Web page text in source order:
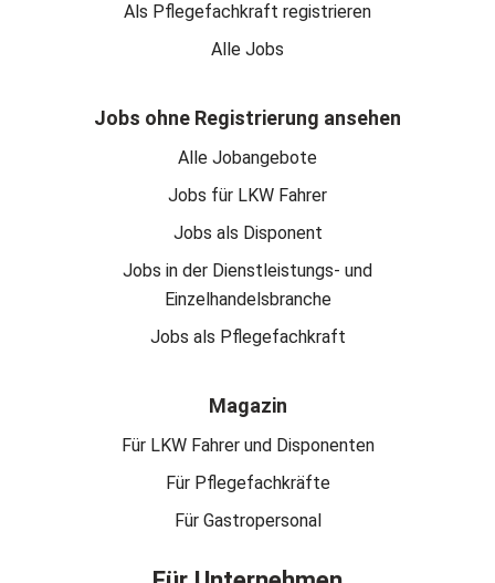
Als Pflegefachkraft registrieren
Alle Jobs
Jobs ohne Registrierung ansehen
Alle Jobangebote
Jobs für LKW Fahrer
Jobs als Disponent
Jobs in der Dienstleistungs- und
Einzelhandelsbranche
Jobs als Pflegefachkraft
Magazin
Für LKW Fahrer und Disponenten
Für Pflegefachkräfte
Für Gastropersonal